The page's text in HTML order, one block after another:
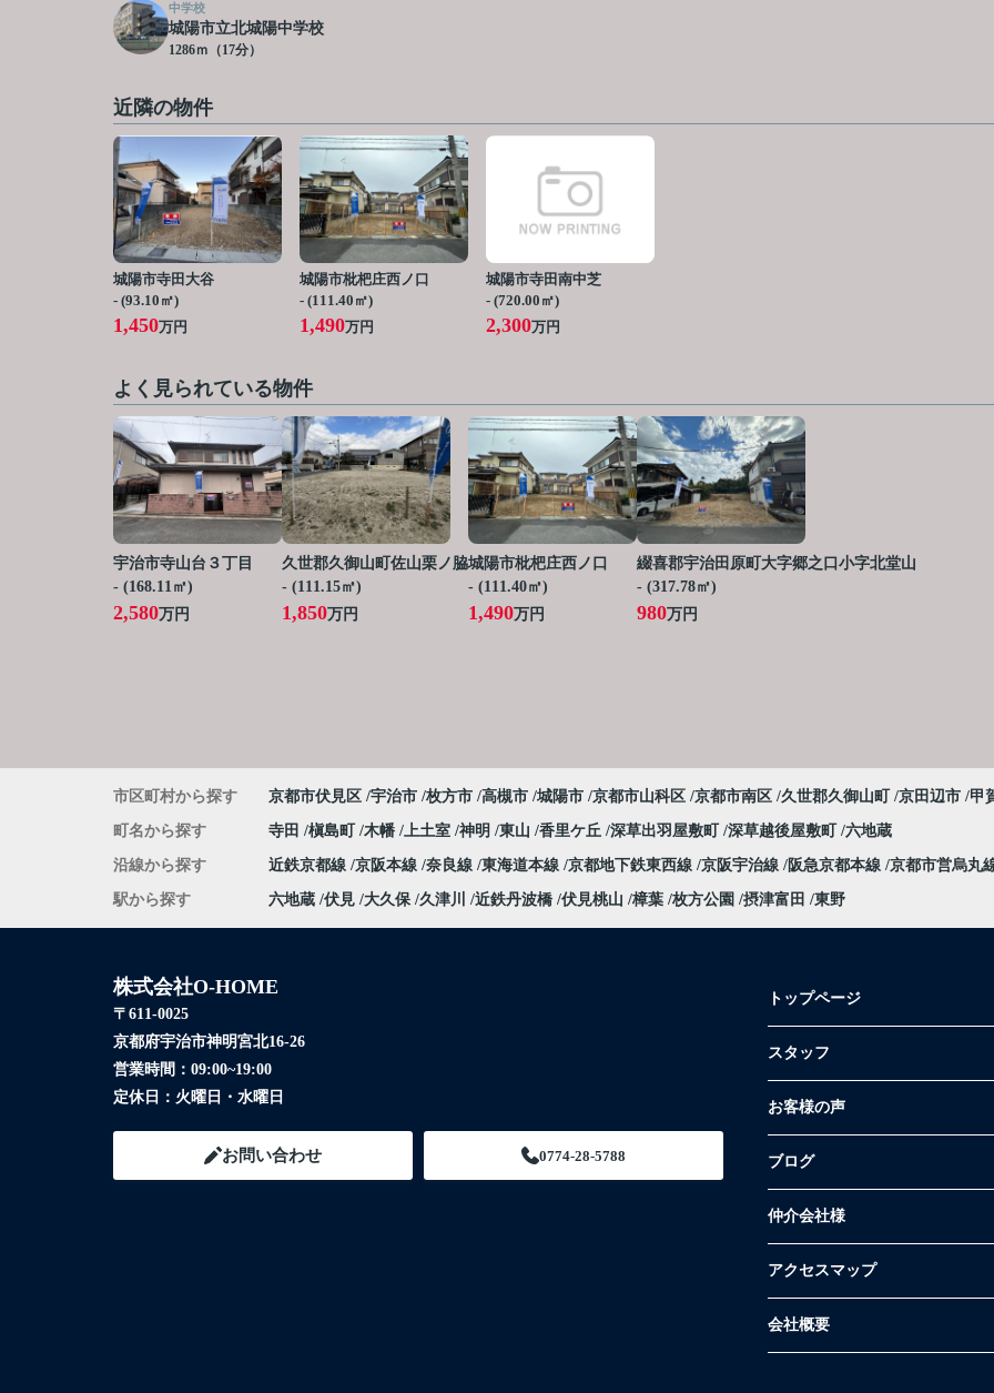
中学校
城陽市立北城陽中学校
1286ｍ（17分）
近隣の物件
城陽市寺田大谷
- (93.10㎡)
1,450万円
城陽市枇杷庄西ノ口
- (111.40㎡)
1,490万円
城陽市寺田南中芝
- (720.00㎡)
2,300万円
よく見られている物件
宇治市寺山台３丁目
- (168.11㎡)
2,580万円
久世郡久御山町佐山栗ノ脇
- (111.15㎡)
1,850万円
城陽市枇杷庄西ノ口
- (111.40㎡)
1,490万円
綴喜郡宇治田原町大字郷之口小字北堂山
- (317.78㎡)
980万円
市区町村から探す 京都市伏見区 宇治市 枚方市 高槻市 城陽市 京都市山科区 京都市南区 久世郡久御山町 京田辺市 甲
町名から探す 寺田 槇島町 木幡 上土室 神明 東山 香里ケ丘 深草出羽屋敷町 深草越後屋敷町 六地蔵
沿線から探す 近鉄京都線 京阪本線 奈良線 東海道本線 京都地下鉄東西線 京阪宇治線 阪急京都本線 京都市営烏丸
駅から探す 六地蔵 伏見 大久保 久津川 近鉄丹波橋 伏見桃山 樟葉 枚方公園 摂津富田 東野
株式会社O-HOME
〒611-0025
京都府宇治市神明宮北16-26
営業時間： 09:00~19:00
定休日： 火曜日・水曜日
お問い合わせ 0774-28-5788
トップページ
スタッフ
お客様の声
ブログ
仲介会社様
アクセスマップ
会社概要